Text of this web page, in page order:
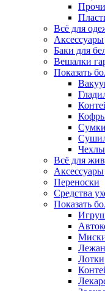
Всё для
Аксессуары
Баки для
Вешалки
Показать
Чехлы
Всё для
Аксесcуары
Переноски
Средства
Показать
Лотки